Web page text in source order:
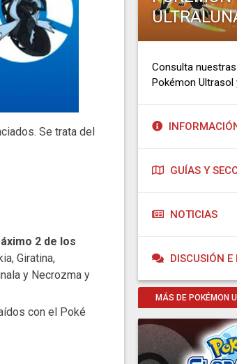
Se trata del
2 de los
Giratina,
y Necrozma y
con el Poké
Consulta
Pokémon Ultrasol
GUÍAS Y
NOTICIAS
DISCUSIÓN
MÁS DE POKÉMON